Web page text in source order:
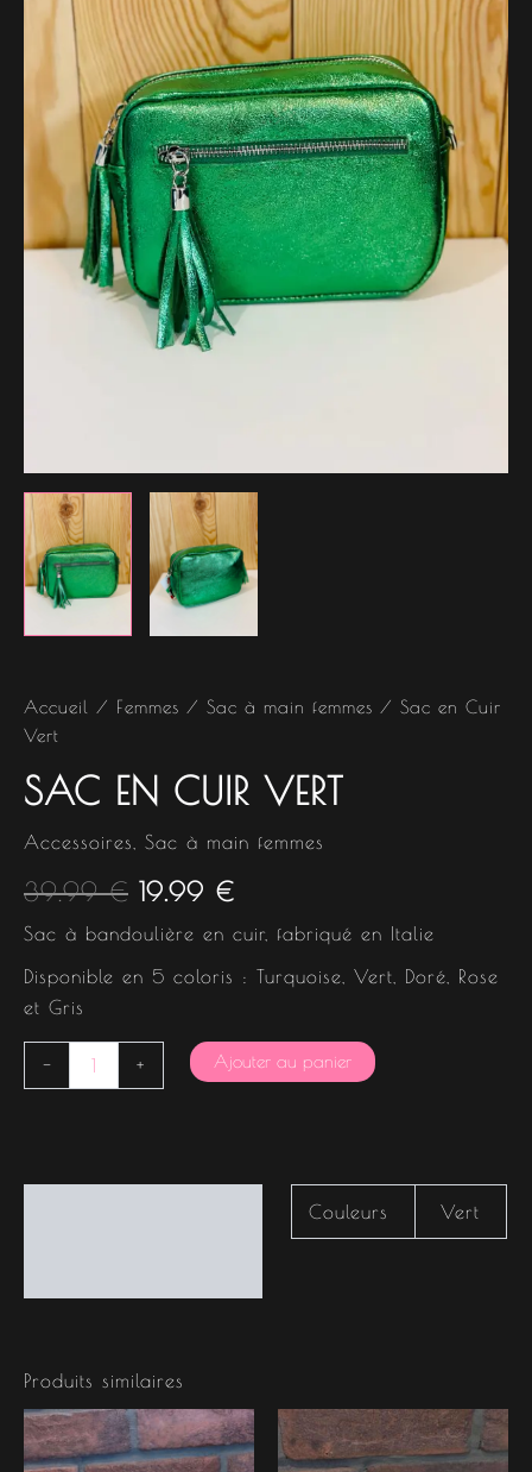
Accueil / Femmes / Sac à main femmes / Sac en Cuir
Vert
SAC EN CUIR VERT
Accessoires Sac à main femmes
39.99€
39.99 €.
19.99 €
19.99 €.
Sac à bandoulière en cuir, fabriqué en Italie
Disponible en 5 coloris : Turquoise, Vert, Doré, Rose
et Gris
- + Ajouter au panier
Couleurs Vert
Produits similaires